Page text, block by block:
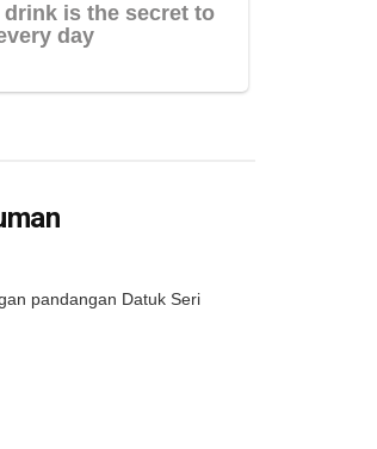
pandangan Datuk Seri